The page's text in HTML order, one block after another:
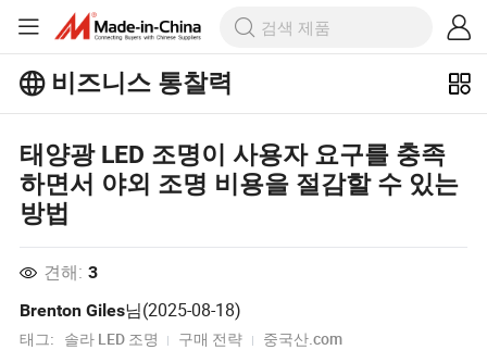
비즈니스 통찰력
사를 살펴보세요!
더 많이보기
태양광 LED 조명이 사용자 요구를 충족
하면서 야외 조명 비용을 절감할 수 있는
방법
견해: 3
Brenton Giles님(2025-08-18)
태그: 솔라 LED 조명 구매 전략 중국산.com